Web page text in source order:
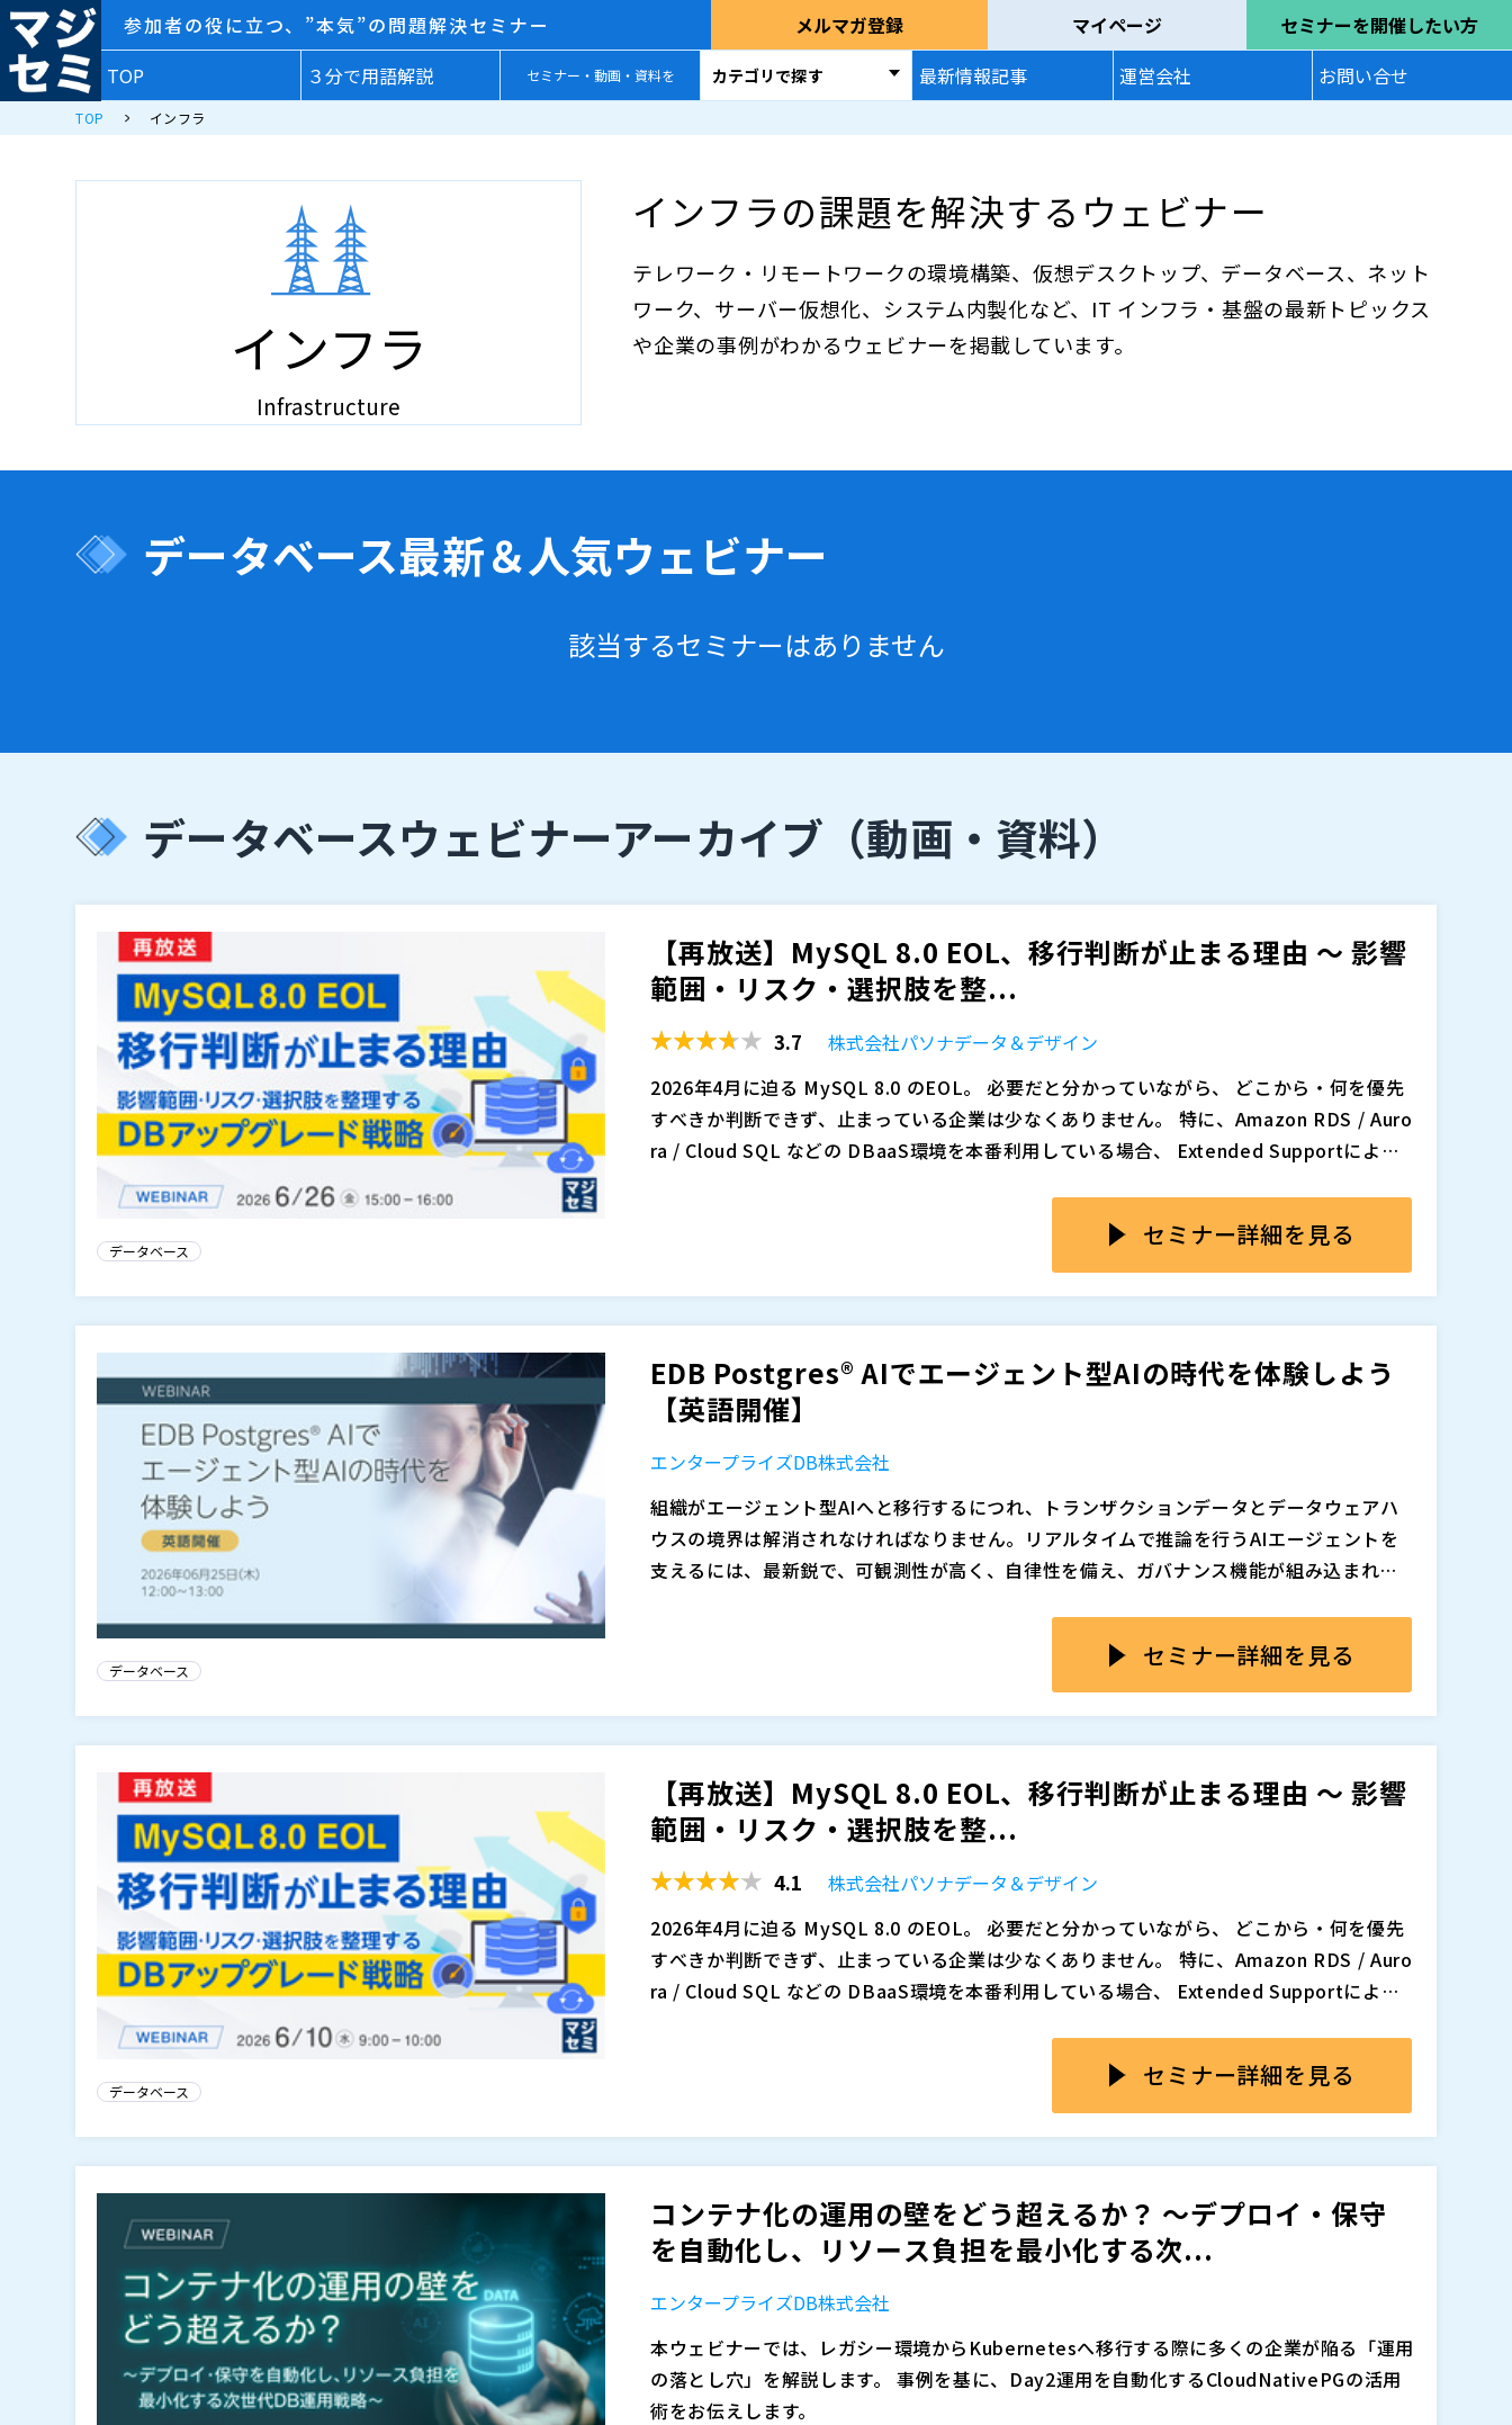
参加者の役に立つ、”本気”の問題解決セミナー メルマガ登録 マイページ
セミナーを開催したい方
TOP
３分で用語解説 セミナー・動画・資料を カテゴリで探す 最新情報記事 運営会社 お問い合せ
TOP インフラ
インフラ
Infrastructure
インフラの課題を解決するウェビナー
テレワーク・リモートワークの環境構築、仮想デスクトップ、データベース、ネット
ワーク、サーバー仮想化、システム内製化など、IT インフラ・基盤の最新トピックス
や企業の事例がわかるウェビナーを掲載しています。
データベース最新＆人気ウェビナー
該当するセミナーはありません
データベースウェビナーアーカイブ （動画・資料）
【再放送】MySQL 8.0 EOL、移行判断が止まる理由 ～ 影響
範囲・リスク・選択肢を整...
3.7
株式会社パソナデータ＆デザイン
2026年4月に迫る MySQL 8.0 のEOL。 必要だと分かっていながら、 どこから・何を優先
すべきか判断できず、止まっている企業は少なくありません。 特に、Amazon RDS / Auro
ra / Cloud SQL などの DBaaS環境を本番利用している場合、 Extended Supportによる
多くの現場では、この整理ができないまま作業に入り、結果として 想定外のトラブルやコ
EOL対応を検討する際、RDS、Aurora、Cloud SQLといったDBaaSごとに考慮すべきポイ
SQL：移行オプションと運用設計の違い これらを理解せずに進めると、ダウンタイム、性
能劣化、想定外の工数増など、事業影響に直結する問題が発生しかねません。
本セミナーでは、DBaaS環境（RDS / Aurora / Cloud SQL）におけるMySQL 8.0 EOL対
応に焦点を当て、 失敗しないアップグレード戦略を「判断軸」の形で整理します。 単なる
自社で判断できるようになることを目的としています。 セミナー内容で主に得られるノウ
ハウは以下となります。 ・EOL対応で押さえるべき影響範囲とリスクの全体像 ・MySQL
8.0 EOLで何が起こるのか（DBaaS特有の論点を含めて整理） ・RDS / Aurora / Cloud S
QL それぞれの対応方針と注意点 ・サービス特性を踏まえたアップグレードパスの考え方
前後で起こりやすいトラブルと対処法 ・よくある失敗パターンと回避策 EOLを単なる作業
として捉えるのではなく、影響範囲を見極め、リスクを整理し、検討を前に進めるための
・Amazon RDS / Aurora / Cloud SQL を本番利用している企業の方 ・MySQL 8.0 を使っ
ているが、まだEOL対応に着手できていない方 ・情シス・開発リーダー・IT責任者など、
技術判断を担っている方 ・アップグレードの影響・リスク・コストを自分の判断で説明す
る必要がある方 ・ベンダー任せではなく、自社で判断軸を持って進めたい方 EOL対応を
株式会社パソナデータ＆デザイン（）
※共催、協賛、協力、講演企業は将来的に追加、削除される可能性があります。
データベース セミナー詳細を見る
EDB Postgres® AIでエージェント型AIの時代を体験しよう
【英語開催】
エンタープライズDB株式会社
組織がエージェント型AIへと移行するにつれ、トランザクションデータとデータウェアハ
ウスの境界は解消されなければなりません。リアルタイムで推論を行うAIエージェントを
支えるには、最新鋭で、可観測性が高く、自律性を備え、ガバナンス機能が組み込まれた
： Postgresを活用することで、AIエージェントに運用データと履歴データの両方に対し
て、安全かつリアルタイムな推論アクセスを同時に提供 ◆： あらゆるワークロード、エー
スト管理とガバナンスを維持しながら、アーキテクチャの複雑さを軽減
を統合し、サブ秒単位のクエリ、リアルタイム機械学習、セマンティック検索を実現 ◆：
EDB Postgres AIテクニカルブループリントを活用し、オープンスタンダードのスタック
実現 ◆： ネイティブのエージェント機能とエージェント移行機能を組み込んだ単一のPos
tgresベースプラットフォーム上で、トランザクション、分析、AIワークロードを効率的に
実行
株式会社日本経済広告社（）
マジセミ株式会社（ ）
※共催、協賛、協力、講演企業は将来的に追加、削除される可能性があります。
データベース セミナー詳細を見る
【再放送】MySQL 8.0 EOL、移行判断が止まる理由 ～ 影響
範囲・リスク・選択肢を整...
4.1
株式会社パソナデータ＆デザイン
2026年4月に迫る MySQL 8.0 のEOL。 必要だと分かっていながら、 どこから・何を優先
すべきか判断できず、止まっている企業は少なくありません。 特に、Amazon RDS / Auro
ra / Cloud SQL などの DBaaS環境を本番利用している場合、 Extended Supportによる
多くの現場では、この整理ができないまま作業に入り、結果として 想定外のトラブルやコ
EOL対応を検討する際、RDS、Aurora、Cloud SQLといったDBaaSごとに考慮すべきポイ
SQL：移行オプションと運用設計の違い これらを理解せずに進めると、ダウンタイム、性
能劣化、想定外の工数増など、事業影響に直結する問題が発生しかねません。
本セミナーでは、DBaaS環境（RDS / Aurora / Cloud SQL）におけるMySQL 8.0 EOL対
応に焦点を当て、 失敗しないアップグレード戦略を「判断軸」の形で整理します。 単なる
自社で判断できるようになることを目的としています。 セミナー内容で主に得られるノウ
ハウは以下となります。 ・EOL対応で押さえるべき影響範囲とリスクの全体像 ・MySQL
8.0 EOLで何が起こるのか（DBaaS特有の論点を含めて整理） ・RDS / Aurora / Cloud S
QL それぞれの対応方針と注意点 ・サービス特性を踏まえたアップグレードパスの考え方
・Amazon RDS / Aurora / Cloud SQL を本番利用している企業の方 ・MySQL 8.0 を使っ
ているが、まだEOL対応に着手できていない方 ・情シス・開発リーダー・IT責任者など、
技術判断を担っている方 ・アップグレードの影響・リスク・コストを自分の判断で説明す
る必要がある方 ・ベンダー任せではなく、自社で判断軸を持って進めたい方 EOL対応を
株式会社パソナデータ＆デザイン（
データベース セミナー詳細を見る
コンテナ化の運用の壁をどう超えるか？ 〜デプロイ・保守
を自動化し、リソース負担を最小化する次...
エンタープライズDB株式会社
本ウェビナーでは、レガシー環境からKubernetesへ移行する際に多くの企業が陥る「運用
の落とし穴」を解説します。 事例を基に、Day2運用を自動化するCloudNativePGの活用
術をお伝えします。